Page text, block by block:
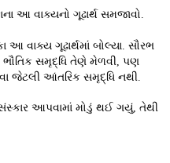
આ વાક્યનો ગૂઢાર્થ સમજાવો.
આ વાક્ય ગૂઢાર્થમાં બોલ્યા. સૌરભ
ભૌતિક સમૃદ્ધિ તેણે મેળવી, પણ
જેટલી આંતરિક સમૃદ્ધિ નથી.
આપવામાં મોડું થઈ ગયું, તેથી